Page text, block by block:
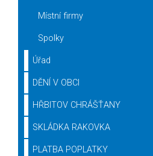
Místní firmy
Spolky
Úřad
DĚNÍ V OBCI
HŘBITOV CHRÁŠŤANY
SKLÁDKA RAKOVKA
PLATBA POPLATKY